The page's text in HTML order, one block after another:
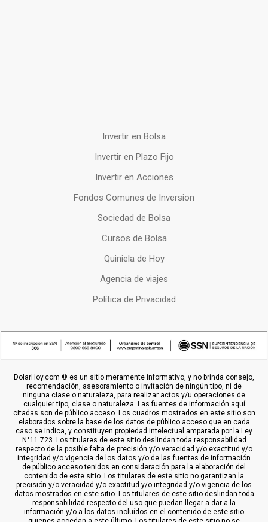
Invertir en Bolsa
Invertir en Plazo Fijo
Invertir en Acciones
Fondos Comunes de Inversion
Sociedad de Bolsa
Cursos de Bolsa
Quiniela de Hoy
Agencia de viajes
Política de Privacidad
DolarHoy.com ® es un sitio meramente informativo, y no brinda consejo,
recomendación, asesoramiento o invitación de ningún tipo, ni de
ninguna clase o naturaleza, para realizar actos y/u operaciones de
cualquier tipo, clase o naturaleza. Las fuentes de información aquí
citadas son de público acceso. Los cuadros mostrados en este sitio son
elaborados sobre la base de los datos de público acceso que en cada
caso se indica, y constituyen propiedad intelectual amparada por la Ley
N°11.723. Los titulares de este sitio deslindan toda responsabilidad
respecto de la posible falta de precisión y/o veracidad y/o exactitud y/o
integridad y/o vigencia de los datos y/o de las fuentes de información
de público acceso tenidos en consideración para la elaboración del
contenido de este sitio. Los titulares de este sitio no garantizan la
precisión y/o veracidad y/o exactitud y/o integridad y/o vigencia de los
datos mostrados en este sitio. Los titulares de este sitio deslindan toda
responsabilidad respecto del uso que puedan llegar a dar a la
información y/o a los datos incluídos en el contenido de este sitio